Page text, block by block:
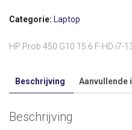
Categorie: Laptop
HP Prob 450 G10 15.6 F-HD i7-
Beschrijving Aanvullende
Beschrijving